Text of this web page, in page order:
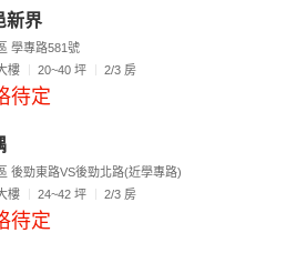
新界
學專路581號
樓
20~40 坪 2/3 房
待定
後勁東路VS後勁北路(近學專路)
樓
24~42 坪 2/3 房
待定